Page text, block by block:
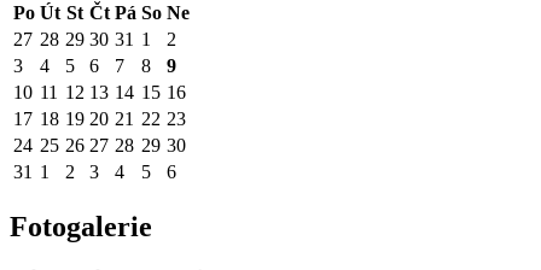
Po Út St Čt Pá So Ne
27 28 29 30 31 1
2
3
4 5 6 7 8
9
10 11 12 13 14 15 16
17 18 19 20 21 22 23
24 25 26 27 28 29 30
31 1 2 3 4 5 6
Fotogalerie